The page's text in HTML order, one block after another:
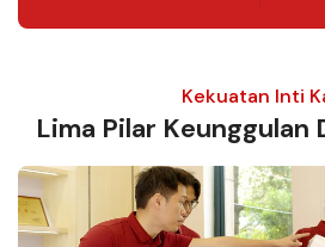
Kekuatan Inti
Lima Pilar Keunggulan